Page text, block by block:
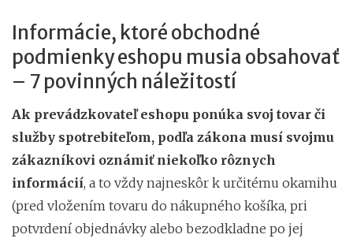
Informácie, ktoré obchodné
podmienky eshopu musia obsahovať
– 7 povinných náležitostí
Ak prevádzkovateľ eshopu ponúka svoj tovar či
služby spotrebiteľom, podľa zákona musí svojmu
zákazníkovi oznámiť niekoľko rôznych
informácií, a to vždy najneskôr k určitému okamihu
(pred vložením tovaru do nákupného košíka, pri
potvrdení objednávky alebo bezodkladne po jej